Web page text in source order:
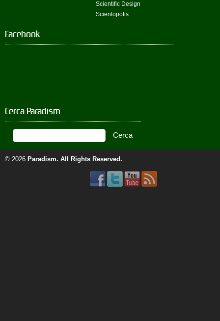
Scientific Design
Scientopolis
Facebook
Cerca Paradism
© 2026 Paradism. All Rights Reserved.